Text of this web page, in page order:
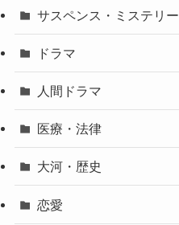
サスペンス・ミステリー
ドラマ
人間ドラマ
医療・法律
大河・歴史
恋愛